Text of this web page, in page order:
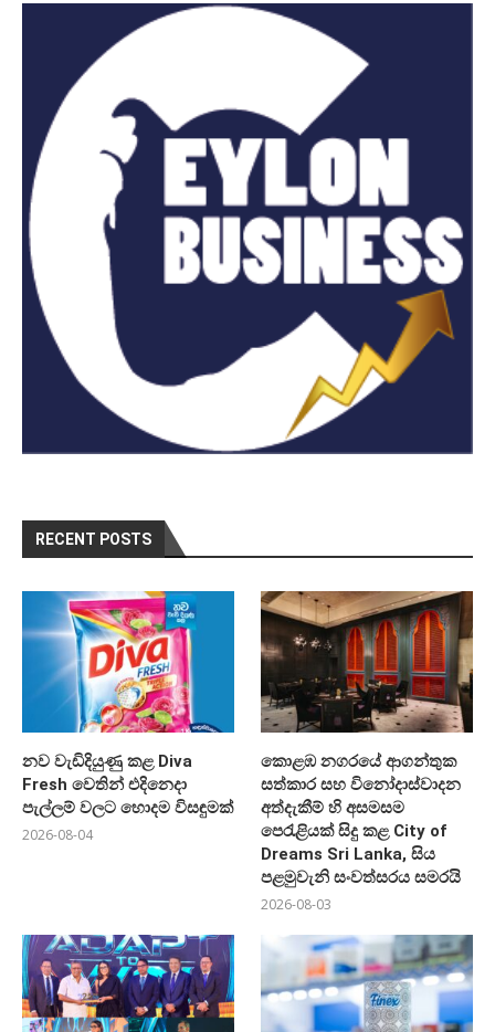
RECENT POSTS
නව වැඩිදියුණු කළ Diva
Fresh වෙතින් එදිනෙදා
පැල්ලම් වලට හොදම විසඳුමක්
2026-08-04
කොළඹ නගරයේ ආගන්තුක
සත්කාර සහ විනෝදාස්වාදන
අත්දැකීම් හි අසමසම
පෙරැළියක් සිදු කළ City of
Dreams Sri Lanka, සිය
පළමුවැනි සංවත්සරය සමරයි
2026-08-03